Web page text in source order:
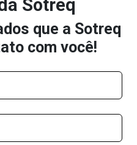
Sotreq
que a Sotreq
com você!